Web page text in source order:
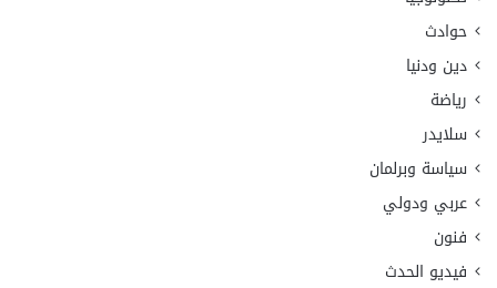
حوادث
دين ودنيا
رياضة
سلايدر
سياسة وبرلمان
عربي ودولي
فنون
فيديو الحدث